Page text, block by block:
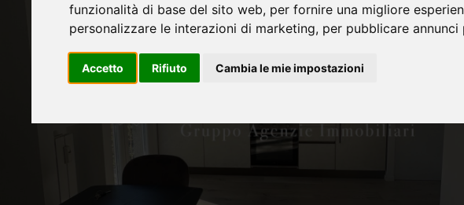
funzionalità di base del sito web, per fornire una migliore
personalizzare le interazioni di marketing, per pubblicare
Accetto Rifiuto Cambia le mie impostazioni